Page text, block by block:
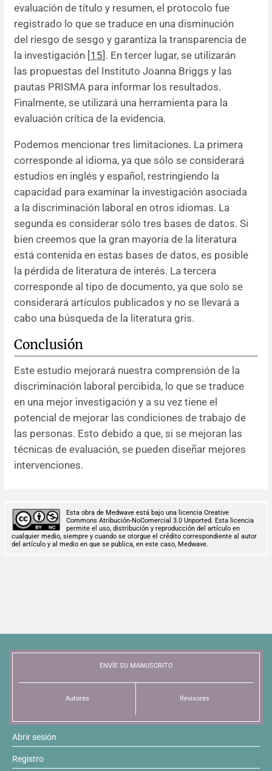
evaluación de título y resumen, el protocolo fue
registrado lo que se traduce en una disminución
del riesgo de sesgo y garantiza la transparencia de
la investigación [15]. En tercer lugar, se utilizarán
las propuestas del Instituto Joanna Briggs y las
pautas PRISMA para informar los resultados.
Finalmente, se utilizará una herramienta para la
evaluación crítica de la evidencia.
Podemos mencionar tres limitaciones. La primera
corresponde al idioma, ya que sólo se considerará
estudios en inglés y español, restringiendo la
capacidad para examinar la investigación asociada
a la discriminación laboral en otros idiomas. La
segunda es considerar sólo tres bases de datos. Si
bien creemos que la gran mayoría de la literatura
está contenida en estas bases de datos, es posible
la pérdida de literatura de interés. La tercera
corresponde al tipo de documento, ya que solo se
considerará artículos publicados y no se llevará a
cabo una búsqueda de la literatura gris.
Conclusión
Este estudio mejorará nuestra comprensión de la
discriminación laboral percibida, lo que se traduce
en una mejor investigación y a su vez tiene el
potencial de mejorar las condiciones de trabajo de
las personas. Esto debido a que, si se mejoran las
técnicas de evaluación, se pueden diseñar mejores
intervenciones.
Esta obra de Medwave está bajo una licencia Creative
Commons Atribución-NoComercial 3.0 Unported. Esta licencia
permite el uso, distribución y reproducción del artículo en
cualquier medio, siempre y cuando se otorgue el crédito correspondiente al autor
del artículo y al medio en que se publica, en este caso, Medwave.
ENVÍE SU MANUSCRITO
Autores Revisores
Abrir sesión
Registro